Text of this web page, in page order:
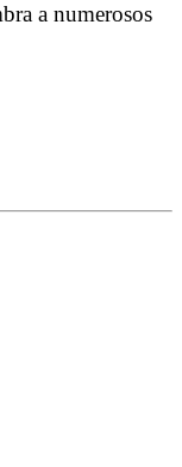
a numerosos